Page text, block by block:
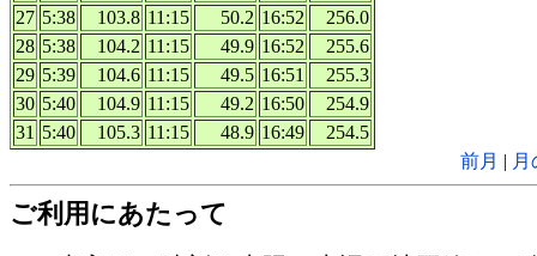
27 5:38 103.8 11:15 50.2 16:52
256.0
28 5:38 104.2 11:15 49.9 16:52
255.6
29 5:39 104.6 11:15 49.5 16:51
255.3
30 5:40 104.9 11:15 49.2 16:50
254.9
31 5:40 105.3 11:15 48.9 16:49
254.5
前月 |
ご利用にあたって